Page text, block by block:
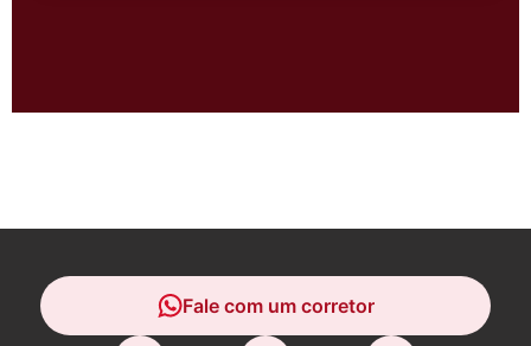
Fale com um corretor